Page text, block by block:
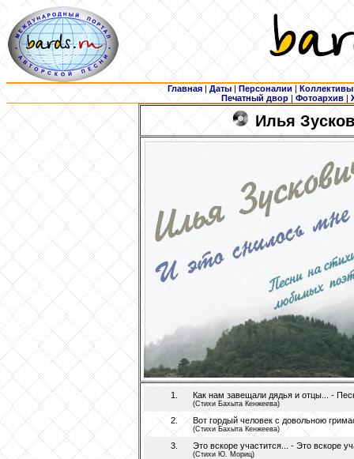
Главная | Даты | Персоналии | Коллективы
Печатный двор | Фотоархив |
Илья
1. Как нам завещали дядья и отцы... -
(Стихи Бахыта Кенжеева)
2. Вот гордый человек с довольною
(Стихи Бахыта Кенжеева)
3. Это вскоре участится... - Это вскоре
(Стихи Ю. Мориц)